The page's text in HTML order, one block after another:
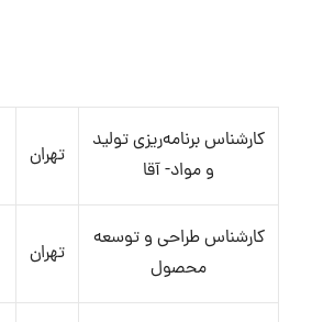
کارشناس برنامه‌ریزی تولید
و مواد- آقا
تهران
کارشناس طراحی و توسعه
محصول
تهران